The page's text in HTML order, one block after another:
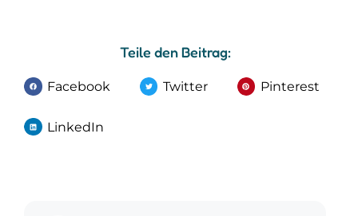
Teile den Beitrag:
Facebook Twitter Pinterest
LinkedIn